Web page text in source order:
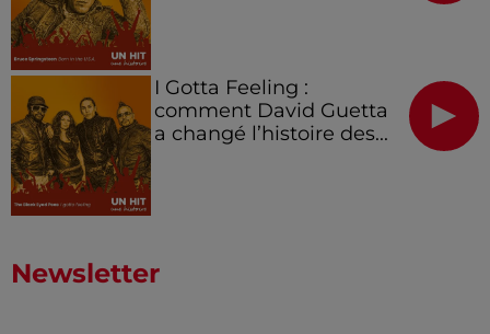
I Gotta Feeling :
comment David Guetta
a changé l’histoire des...
Newsletter